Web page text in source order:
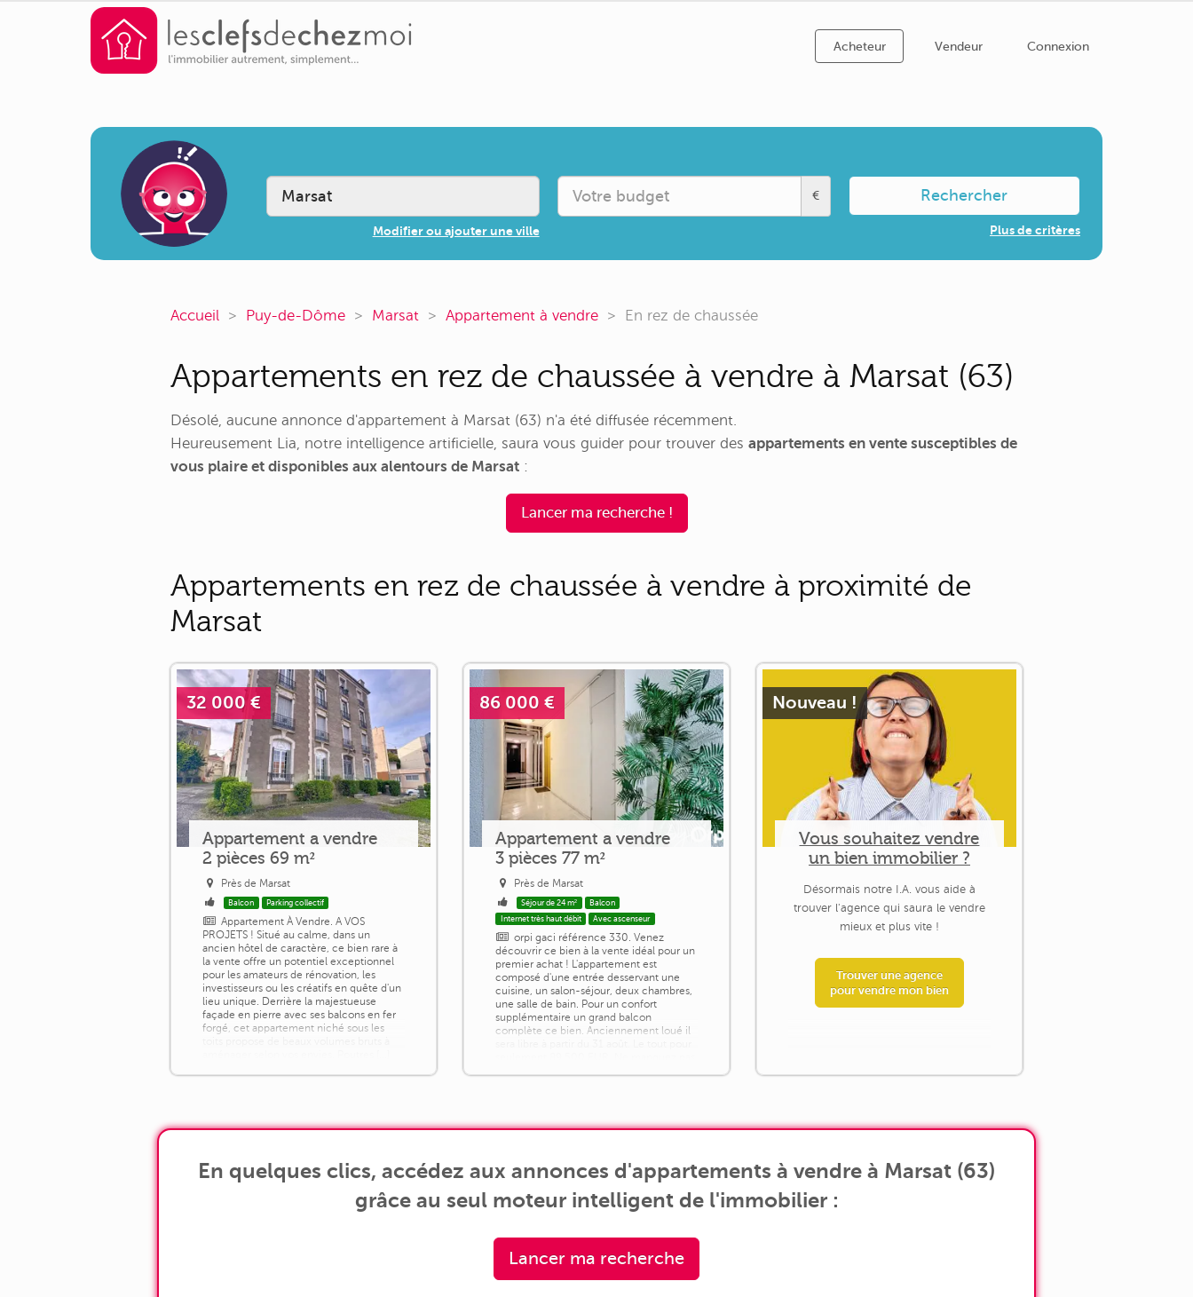
Acheteur Vendeur Connexion
Modifier ou ajouter une ville
€ Rechercher
Plus de critères
Accueil Puy-de-Dôme Marsat Appartement à vendre En rez de chaussée
Appartements en rez de chaussée à vendre à Marsat (63)
Désolé, aucune annonce d'appartement à Marsat (63) n'a été diffusée récemment.
Heureusement Lia, notre intelligence artificielle, saura vous guider pour trouver des appartements en vente susceptibles de
vous plaire et disponibles aux alentours de Marsat :
Lancer ma recherche !
Appartements en rez de chaussée à vendre à proximité de
Marsat
32 000 €
Appartement a vendre
2 pièces 69 m²
Près de Marsat
Balcon Parking collectif
Appartement À Vendre. A VOS
PROJETS ! Situé au calme, dans un
ancien hôtel de caractère, ce bien rare à
la vente offre un potentiel exceptionnel
pour les amateurs de rénovation, les
investisseurs ou les créatifs en quête d'un
lieu unique. Derrière la majestueuse
façade en pierre avec ses balcons en fer
forgé, cet appartement niché sous les
86 000 €
Appartement a vendre
3 pièces 77 m²
Près de Marsat
Séjour de 24 m²
Balcon
Internet très haut débit
Avec ascenseur
orpi gaci référence 330. Venez
découvrir ce bien à la vente idéal pour un
premier achat ! L'appartement est
composé d'une entrée desservant une
cuisine, un salon-séjour, deux chambres,
une salle de bain. Pour un confort
supplémentaire un grand balcon
complète ce bien. Anciennement loué il
Nouveau !
Vous souhaitez vendre
un bien immobilier ?
Désormais notre I.A. vous aide à
trouver l'agence qui saura le vendre
mieux et plus vite !
Trouver une agence
pour vendre mon bien
En quelques clics, accédez aux annonces d'appartements à vendre à Marsat (63)
grâce au seul moteur intelligent de l'immobilier :
Lancer ma recherche